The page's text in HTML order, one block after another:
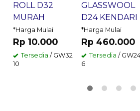
ROLL D32
MURAH
*Harga Mulai
Rp 10.000
Tersedia / GW32
10
GLASSWOOL
D24 KENDARI
*Harga Mulai
Rp 460.000
Tersedia /
6